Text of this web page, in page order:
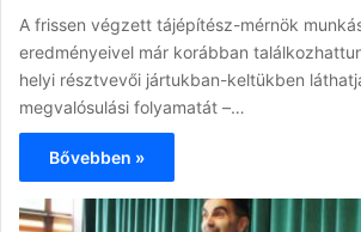
A frissen végzett tájépítész-mérnök
eredményeivel már korábban
helyi résztvevői jártukban-keltükben
megvalósulási folyamatát –…
Bővebben »